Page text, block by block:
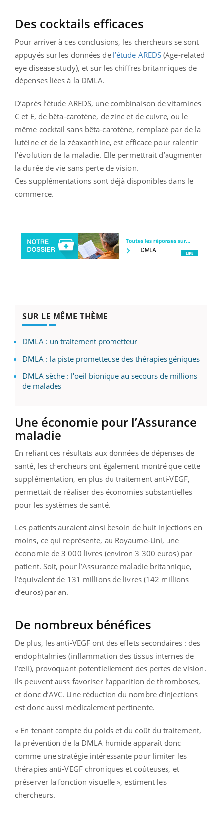
Des cocktails efficaces
Pour arriver à ces conclusions, les chercheurs se sont
appuyés sur les données de l’étude AREDS (Age-related
eye disease study), et sur les chiffres britanniques de
dépenses liées à la DMLA.
D’après l’étude AREDS, une combinaison de vitamines
C et E, de bêta-carotène, de zinc et de cuivre, ou le
même cocktail sans bêta-carotène, remplacé par de la
lutéine et de la zéaxanthine, est efficace pour ralentir
l’évolution de la maladie. Elle permettrait d’augmenter
la durée de vie sans perte de vision.
Ces supplémentations sont déjà disponibles dans le
commerce.
SUR LE MÊME THÈME
DMLA : un traitement prometteur
DMLA : la piste prometteuse des thérapies géniques
DMLA sèche : l'oeil bionique au secours de millions
de malades
Une économie pour l’Assurance
maladie
En reliant ces résultats aux données de dépenses de
santé, les chercheurs ont également montré que cette
supplémentation, en plus du traitement anti-VEGF,
permettait de réaliser des économies substantielles
pour les systèmes de santé.
Les patients auraient ainsi besoin de huit injections en
moins, ce qui représente, au Royaume-Uni, une
économie de 3 000 livres (environ 3 300 euros) par
patient. Soit, pour l’Assurance maladie britannique,
l’équivalent de 131 millions de livres (142 millions
d’euros) par an.
De nombreux bénéfices
De plus, les anti-VEGF ont des effets secondaires : des
endophtalmies (inflammation des tissus internes de
l’œil), provoquant potentiellement des pertes de vision.
Ils peuvent auss favoriser l’apparition de thromboses,
et donc d’AVC. Une réduction du nombre d’injections
est donc aussi médicalement pertinente.
« En tenant compte du poids et du coût du traitement,
la prévention de la DMLA humide apparaît donc
comme une stratégie intéressante pour limiter les
thérapies anti-VEGF chroniques et coûteuses, et
préserver la fonction visuelle », estiment les
chercheurs.